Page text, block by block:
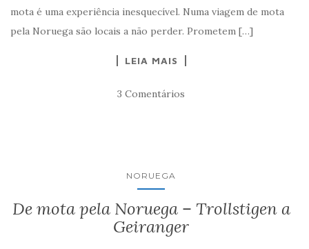
mota é uma experiência inesquecível. Numa viagem de mota
pela Noruega são locais a não perder. Prometem […]
LEIA MAIS
3 Comentários
NORUEGA
De mota pela Noruega – Trollstigen a
Geiranger